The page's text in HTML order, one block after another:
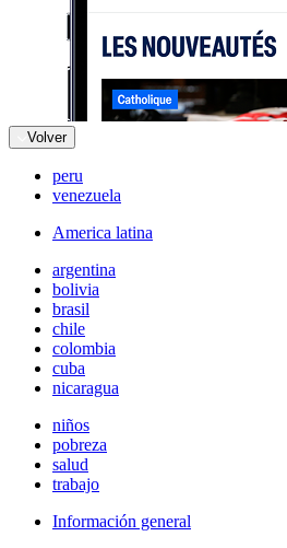
Volver
peru
venezuela
America latina
argentina
bolivia
brasil
chile
colombia
cuba
nicaragua
niños
pobreza
salud
trabajo
Información general